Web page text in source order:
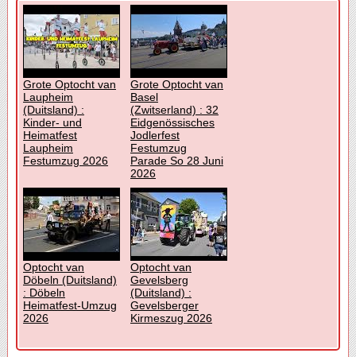
Grote Optocht van
Laupheim
(Duitsland) :
Kinder- und
Heimatfest
Laupheim
Festumzug 2026
Grote Optocht van
Basel
(Zwitserland) : 32
Eidgenössisches
Jodlerfest
Festumzug
Parade So 28 Juni
2026
Optocht van
Döbeln (Duitsland)
: Döbeln
Heimatfest-Umzug
2026
Optocht van
Gevelsberg
(Duitsland) :
Gevelsberger
Kirmeszug 2026